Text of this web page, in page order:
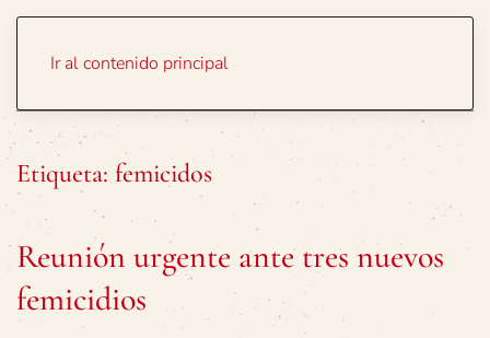
Ir al contenido principal
Etiqueta: femicidos
Reunión urgente ante tres nuevos
femicidios